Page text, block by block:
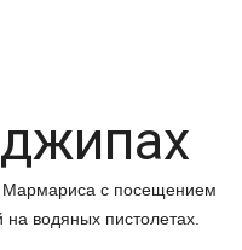
Мармариса с посещением
водяных пистолетах.